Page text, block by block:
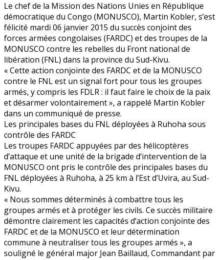
Le chef de la Mission des Nations Unies en République
démocratique du Congo (MONUSCO), Martin Kobler, s’est
félicité mardi 06 janvier 2015 du succès conjoint des
forces armées congolaises (FARDC) et des troupes de la
MONUSCO contre les rebelles du Front national de
libération (FNL) dans la province du Sud-Kivu.
« Cette action conjointe des FARDC et de la MONUSCO
contre le FNL est un signal fort pour tous les groupes
armés, y compris les FDLR : il faut faire le choix de la paix
et désarmer volontairement », a rappelé Martin Kobler
dans un communiqué de presse.
Les principales bases du FNL déployées à Ruhoha sous
contrôle des FARDC
Les troupes FARDC appuyées par des hélicoptères
d’attaque et une unité de la brigade d’intervention de la
MONUSCO ont pris le contrôle des principales bases du
FNL déployées à Ruhoha, à 25 km à l’Est d’Uvira, au Sud-
Kivu.
« Nous sommes déterminés à combattre tous les
groupes armés et à protéger les civils. Ce succès militaire
démontre clairement les capacités d’action conjointe des
FARDC et de la MONUSCO et leur détermination
commune à neutraliser tous les groupes armés », a
souligné le général major Jean Baillaud, Commandant par